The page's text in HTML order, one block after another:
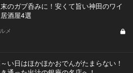
のガブ呑みに！安くて旨い神田のワイ
酒屋4選
メ
い日はほかほかおでんがたまらない！